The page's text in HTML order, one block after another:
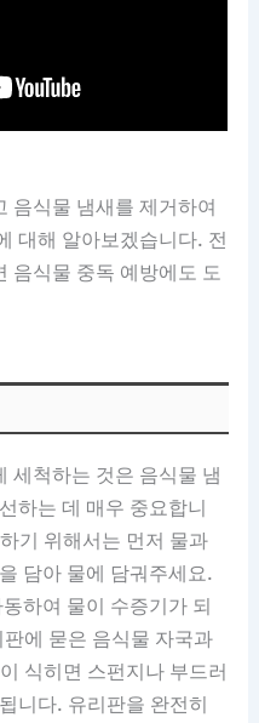
음식물 냄새를 제거하여
대해 알아보겠습니다. 전
음식물 중독 예방에도 도
세척하는 것은 음식물 냄
하는 데 매우 중요합니
기 위해서는 먼저 물과
담아 물에 담궈주세요.
하여 물이 수증기가 되
에 묻은 음식물 자국과
식히면 스펀지나 부드러
니다. 유리판을 완전히